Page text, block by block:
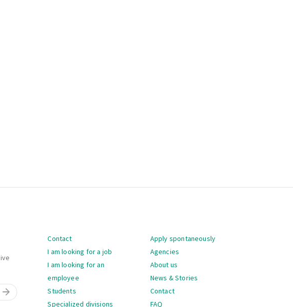
Navigation
Contact
I am looking for a job
I am looking for an
employee
Students
Specialized divisions
Apply spontaneously
Agencies
About us
News & Stories
Contact
FAQ